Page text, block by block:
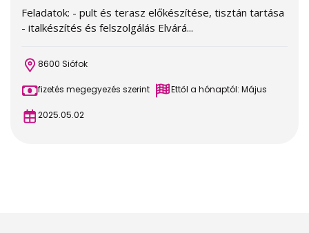
Feladatok: - pult és terasz előkészítése, tisztán tartása
- italkészítés és felszolgálás Elvárá...
8600 Siófok
fizetés megegyezés szerint Ettől a hónaptól: Május
2025.05.02